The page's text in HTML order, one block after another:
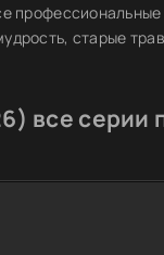
старые
все серии